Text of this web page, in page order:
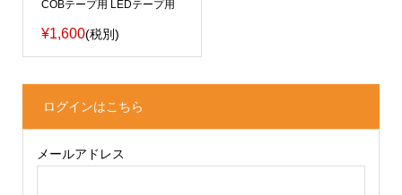
COBテープ用 LEDテープ用
¥1,600(税別)
ログインはこちら
メールアドレス